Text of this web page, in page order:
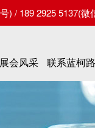
) / 189 2925 5137(微
展会风采 联系蓝柯路